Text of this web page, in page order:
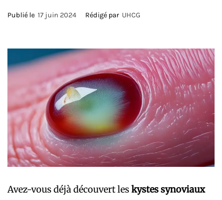
Publié le 17 juin 2024 Rédigé par UHCG
Avez-vous déjà découvert les kystes synoviaux